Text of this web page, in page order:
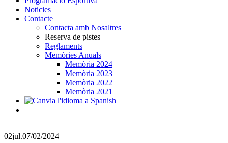
Noticies
Contacte
Contacta amb Nosaltres
Reserva de pistes
Reglaments
Memòries Anuals
Memòria 2024
Memòria 2023
Memòria 2022
Memòria 2021
02jul.07/02/2024